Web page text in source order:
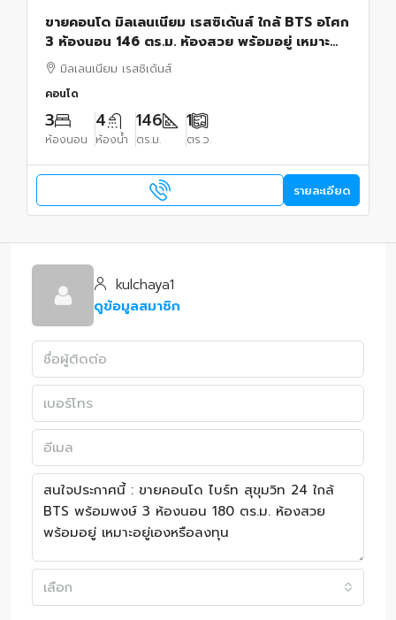
ขายคอนโด มิลเลนเนียม เรสซิเด้นส์ ใกล้ BTS อโศก
3 ห้องนอน 146 ตร.ม. ห้องสวย พร้อมอยู่ เหมาะ
ลงทุนมิลเลนเนียม เรสซิเด้นส์
คอนโด
3
ห้องนอน
4
ห้องน้ำ
146
ตร.ม.
1
ตร.ว.
รายละเอียด
kulchaya1
ดูข้อมูลสมาชิก
เลือก